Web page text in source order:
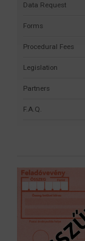
Data Request
Forms
Procedural Fees
Legislation
Partners
F.A.Q.